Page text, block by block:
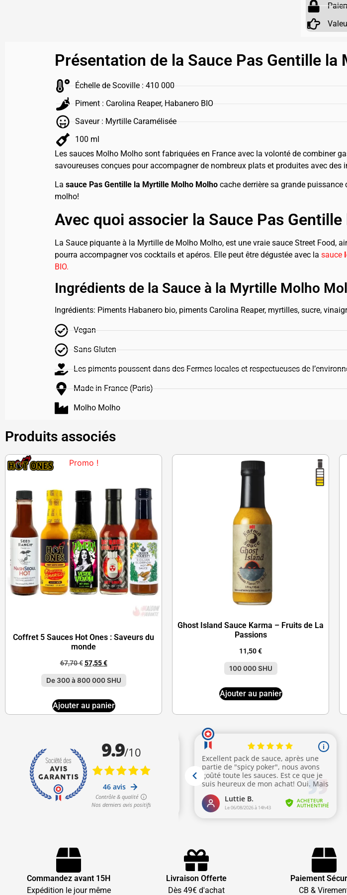
Présentation de la Sauce Pas Gentille
Échelle de Scoville : 410 000
Piment : Carolina Reaper, Habanero BIO
Saveur : Myrtille Caramélisée
100 ml
Les sauces Molho Molho sont fabriquées en France avec la volonté de combiner
savoureuses conçues pour accompagner de nombreux plats et produites avec des
La sauce Pas Gentille la Myrtille Molho Molhocache derrière sa grande puissance
molho!
Avec quoi associer la Sauce Pas
La Sauce piquante à la Myrtille de Molho Molho, est une vraie sauce Street Food,
pourra accompagner vos cocktails et apéros. Elle peut être dégustée avec la sauce
BIO.
Ingrédients de la Sauce à la Myrtille Molho
Ingrédients: Piments Habanero bio, piments Carolina Reaper, myrtilles, sucre,
Vegan
Sans Gluten
Les piments poussent dans des Fermes locales et respectueuses de
Made in France (Paris)
Molho Molho
Produits associés
Promo !
Coffret 5 Sauces Hot Ones : Saveurs du
monde
67,70€ 57,55€
De 300 à 800 000 SHU
Ajouter au panier
Ghost Island Sauce Karma – Fruits de La
Passions
11,50€
100 000 SHU
Ajouter au panier
Commandez avant 15H
Expédition le jour même
Livraison Offerte
Dès 49€ d'achat
Paiement
CB &